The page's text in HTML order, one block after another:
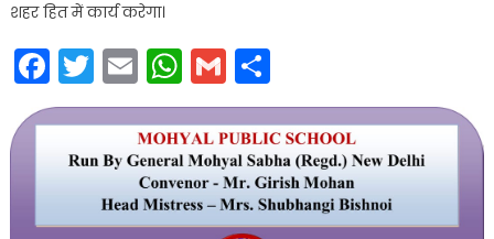
शहर हित में कार्य करेगा।
Facebook
Twitter
EmailWhatsApp
GmailShare